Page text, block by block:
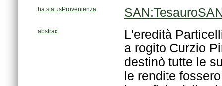
ha statusProvenienza
abstract